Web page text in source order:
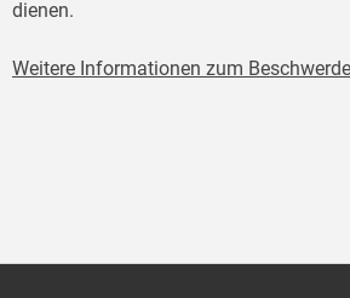
dienen.
Weitere Informationen zum